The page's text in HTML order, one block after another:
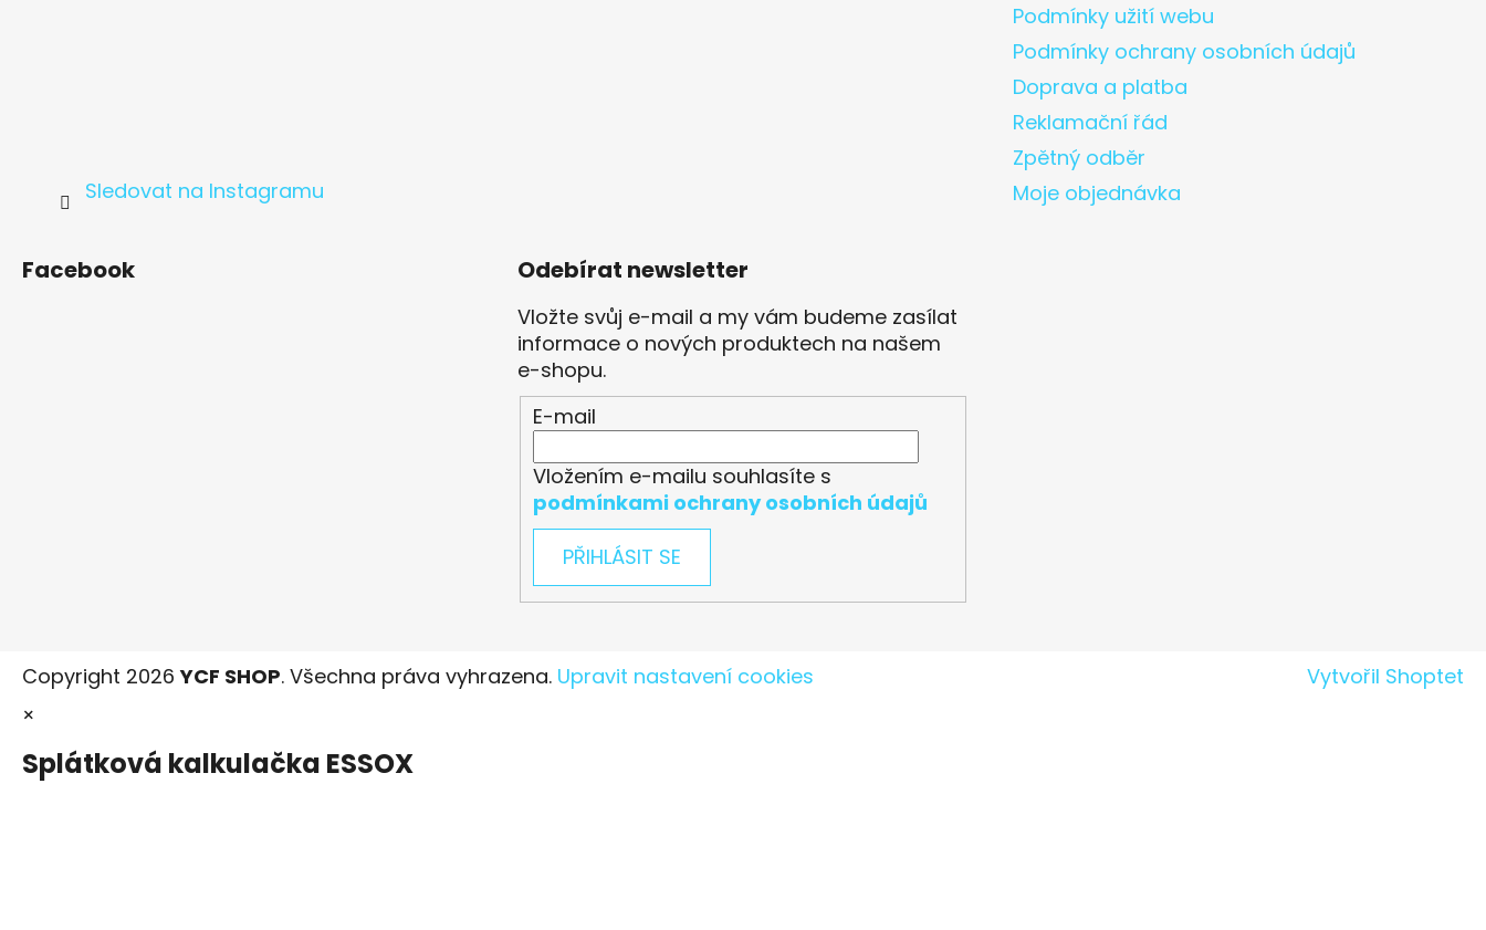
Sledovat na Instagramu
Podmínky užití webu
Podmínky ochrany osobních údajů
Doprava a platba
Reklamační řád
Zpětný odběr
Moje objednávka
Facebook Odebírat newsletter
Vložte svůj e-mail a my vám budeme zasílat
informace o nových produktech na našem
e-shopu.
E-mail
Vložením e-mailu souhlasíte s
podmínkami ochrany osobních údajů
PŘIHLÁSIT SE
Vytvořil Shoptet
Copyright 2026YCF SHOP. Všechna práva vyhrazena. Upravit nastavení cookies
×
Splátková kalkulačka ESSOX